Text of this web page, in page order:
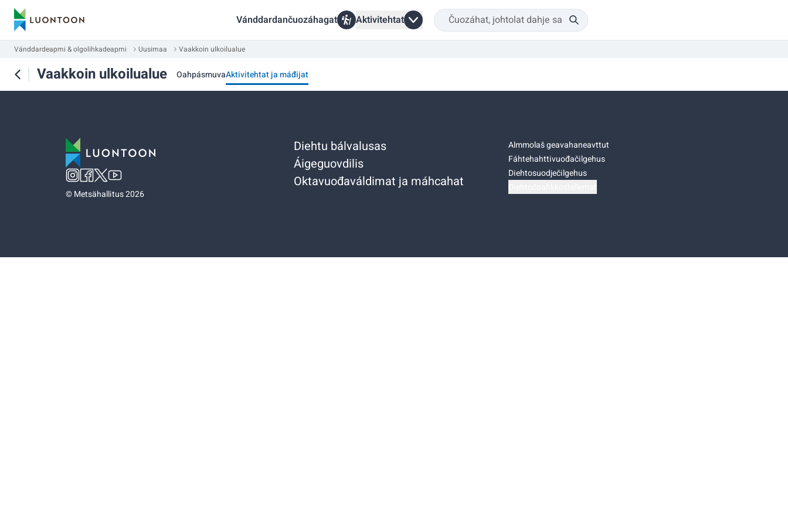
Vánddardančuozáhagat Aktivitehtat
Vánddardeapmi & olgolihkadeapmi Uusimaa Vaakkoin ulkoilualue
Vaakkoin ulkoilualue OahpásmuvaAktivitehtat ja máđijat
©Metsähallitus 2026
Diehtu bálvalusas
Áigeguovdilis
Oktavuođaváldimat ja máhcahat
Almmolaš geavahaneavttut
Fáhtehahttivuođačilgehus
Diehtosuodječilgehus